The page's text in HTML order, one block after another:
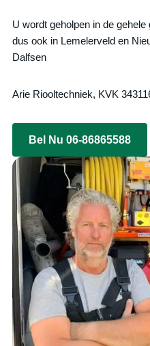
U wordt geholpen in de
dus ook in Lemelerveld en
Dalfsen
Arie Riooltechniek, KVK
Bel Nu 06-86865588